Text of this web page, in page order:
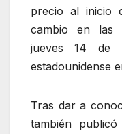
precio al inicio
cambio en las
jueves 14 de
estadounidense
Tras dar a
también